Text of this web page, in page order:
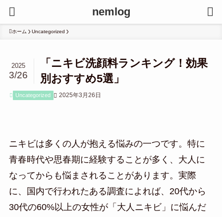
nemlog
ホーム Uncategorized
「ニキビ洗顔料ランキング！効果
別おすすめ5選」
2025
3/26
Uncategorized 2025年3月26日
ニキビは多くの人が抱える悩みの一つです。特に
青春時代や思春期に経験することが多く、大人に
なってからも悩まされることがあります。実際
に、国内で行われたある調査によれば、20代から
30代の60%以上の女性が「大人ニキビ」に悩んだ